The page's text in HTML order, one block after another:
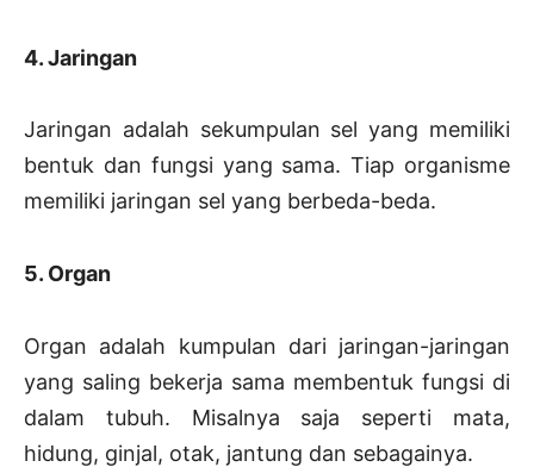
4. Jaringan
Jaringan adalah sekumpulan sel yang memiliki
bentuk dan fungsi yang sama. Tiap organisme
memiliki jaringan sel yang berbeda-beda.
5. Organ
Organ adalah kumpulan dari jaringan-jaringan
yang saling bekerja sama membentuk fungsi di
dalam tubuh. Misalnya saja seperti mata,
hidung, ginjal, otak, jantung dan sebagainya.